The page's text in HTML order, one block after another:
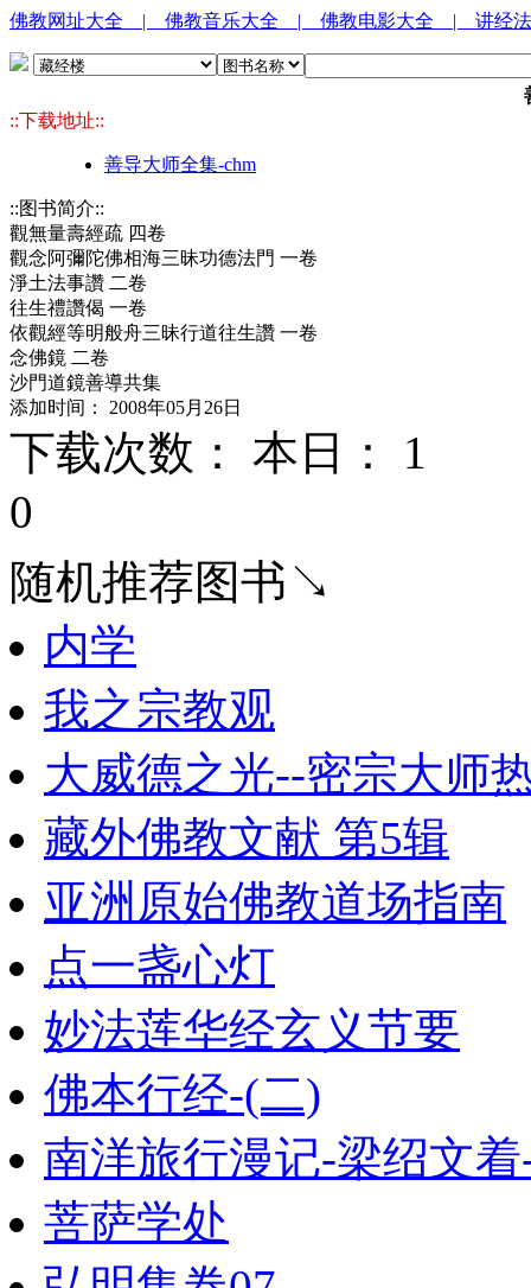
佛教网址大全 | 佛教音乐大全 | 佛教电影大全 | 讲经
::下载地址::
善导大师全集-chm
::图书简介::
觀無量壽經疏 四卷
觀念阿彌陀佛相海三昧功德法門 一卷
淨土法事讚 二卷
往生禮讚偈 一卷
依觀經等明般舟三昧行道往生讚 一卷
念佛鏡 二卷
沙門道鏡善導共集
添加时间： 2008年05月26日
下载次数： 本日： 1
0
随机推荐图书↘
内学
我之宗教观
大威德之光--密宗大师
藏外佛教文献 第5辑
亚洲原始佛教道场指南
点一盏心灯
妙法莲华经玄义节要
佛本行经-(二)
南洋旅行漫记-梁绍文
菩萨学处